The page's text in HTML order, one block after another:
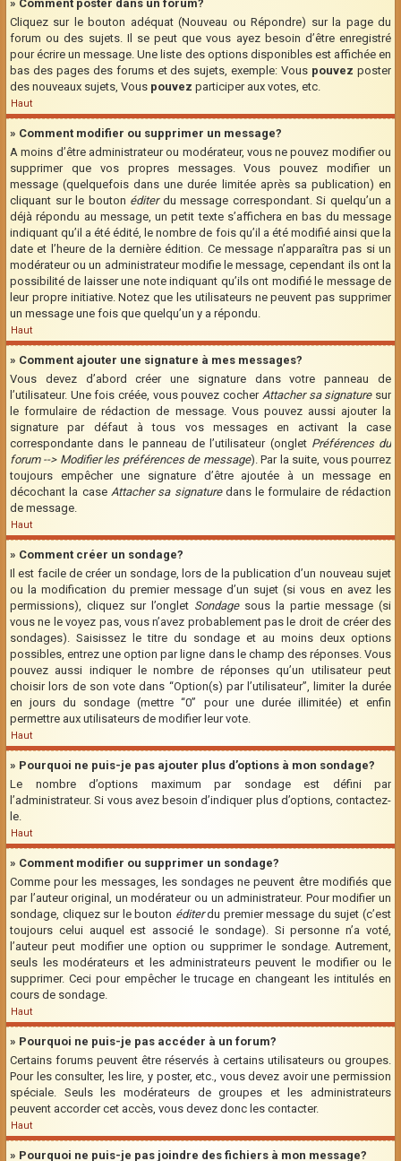
» Comment poster dans un forum?
Cliquez sur le bouton adéquat (Nouveau ou Répondre) sur la page du
forum ou des sujets. Il se peut que vous ayez besoin d’être enregistré
pour écrire un message. Une liste des options disponibles est affichée en
bas des pages des forums et des sujets, exemple: Vous pouvez poster
des nouveaux sujets, Vous pouvez participer aux votes, etc.
Haut
» Comment modifier ou supprimer un message?
A moins d’être administrateur ou modérateur, vous ne pouvez modifier ou
supprimer que vos propres messages. Vous pouvez modifier un
message (quelquefois dans une durée limitée après sa publication) en
cliquant sur le bouton éditerdu message correspondant. Si quelqu’un a
déjà répondu au message, un petit texte s’affichera en bas du message
indiquant qu’il a été édité, le nombre de fois qu’il a été modifié ainsi que la
date et l’heure de la dernière édition. Ce message n’apparaîtra pas si un
modérateur ou un administrateur modifie le message, cependant ils ont la
possibilité de laisser une note indiquant qu’ils ont modifié le message de
leur propre initiative. Notez que les utilisateurs ne peuvent pas supprimer
un message une fois que quelqu’un y a répondu.
Haut
» Comment ajouter une signature à mes messages?
Vous devez d’abord créer une signature dans votre panneau de
l’utilisateur. Une fois créée, vous pouvez cocher Attacher sa signaturesur
le formulaire de rédaction de message. Vous pouvez aussi ajouter la
signature par défaut à tous vos messages en activant la case
correspondante dans le panneau de l’utilisateur (onglet Préférences du
forum --> Modifier les préférences de message). Par la suite, vous pourrez
toujours empêcher une signature d’être ajoutée à un message en
décochant la case Attacher sa signaturedans le formulaire de rédaction
de message.
Haut
» Comment créer un sondage?
Il est facile de créer un sondage, lors de la publication d’un nouveau sujet
ou la modification du premier message d’un sujet (si vous en avez les
permissions), cliquez sur l’onglet Sondagesous la partie message (si
vous ne le voyez pas, vous n’avez probablement pas le droit de créer des
sondages). Saisissez le titre du sondage et au moins deux options
possibles, entrez une option par ligne dans le champ des réponses. Vous
pouvez aussi indiquer le nombre de réponses qu’un utilisateur peut
choisir lors de son vote dans “Option(s) par l’utilisateur”, limiter la durée
en jours du sondage (mettre “0” pour une durée illimitée) et enfin
permettre aux utilisateurs de modifier leur vote.
Haut
» Pourquoi ne puis-je pas ajouter plus d’options à mon sondage?
Le nombre d’options maximum par sondage est défini par
l’administrateur. Si vous avez besoin d’indiquer plus d’options, contactez-
le.
Haut
» Comment modifier ou supprimer un sondage?
Comme pour les messages, les sondages ne peuvent être modifiés que
par l’auteur original, un modérateur ou un administrateur. Pour modifier un
sondage, cliquez sur le bouton éditerdu premier message du sujet (c’est
toujours celui auquel est associé le sondage). Si personne n’a voté,
l’auteur peut modifier une option ou supprimer le sondage. Autrement,
seuls les modérateurs et les administrateurs peuvent le modifier ou le
supprimer. Ceci pour empêcher le trucage en changeant les intitulés en
cours de sondage.
Haut
» Pourquoi ne puis-je pas accéder à un forum?
Certains forums peuvent être réservés à certains utilisateurs ou groupes.
Pour les consulter, les lire, y poster, etc., vous devez avoir une permission
spéciale. Seuls les modérateurs de groupes et les administrateurs
peuvent accorder cet accès, vous devez donc les contacter.
Haut
» Pourquoi ne puis-je pas joindre des fichiers à mon message?